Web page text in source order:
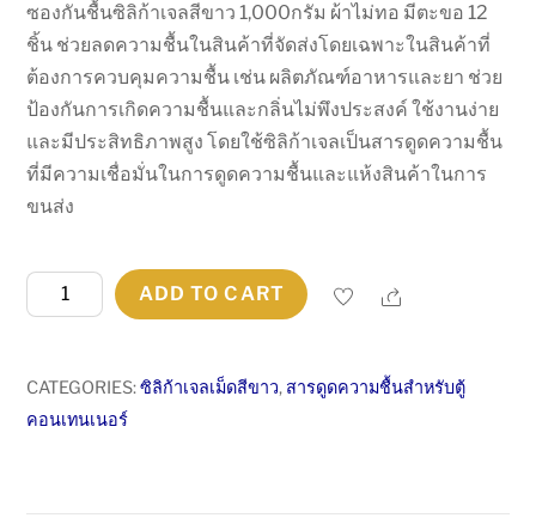
ซองกันชื้นซิลิก้าเจลสีขาว 1,000กรัม ผ้าไม่ทอ มีตะขอ 12
ชิ้น ช่วยลดความชื้นในสินค้าที่จัดส่งโดยเฉพาะในสินค้าที่
ต้องการควบคุมความชื้น เช่น ผลิตภัณฑ์อาหารและยา ช่วย
ป้องกันการเกิดความชื้นและกลิ่นไม่พึงประสงค์ ใช้งานง่าย
และมีประสิทธิภาพสูง โดยใช้ซิลิก้าเจลเป็นสารดูดความชื้น
ที่มีความเชื่อมั่นในการดูดความชื้นและแห้งสินค้าในการ
ขนส่ง
กัน
ซิ
ลิ
ADD TO CART Share
CATEGORIES:ซิลิก้าเจลเม็ดสีขาว, สารดูดความชื้นสำหรับตู้
คอนเทนเนอร์